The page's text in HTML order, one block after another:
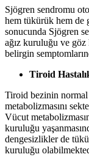
Sjögren sendromu
hem tükürük hem de
sonucunda Sjögren
ağız kuruluğu ve göz
belirgin
Tiroid
Tiroid bezinin normal
metabolizmasını
Vücut
kuruluğu
dengesizlikler de
kuruluğu